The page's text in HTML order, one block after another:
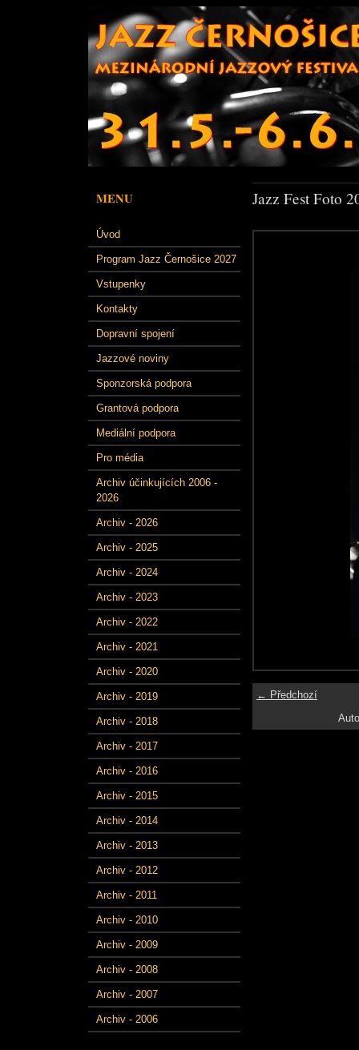
MENU
Úvod
Program Jazz Černošice 2027
Vstupenky
Kontakty
Dopravní spojení
Jazzové noviny
Sponzorská podpora
Grantová podpora
Mediální podpora
Pro média
Archiv účinkujících 2006 -
2026
Archiv - 2026
Archiv - 2025
Archiv - 2024
Archiv - 2023
Archiv - 2022
Archiv - 2021
Archiv - 2020
Archiv - 2019
Archiv - 2018
Archiv - 2017
Archiv - 2016
Archiv - 2015
Archiv - 2014
Archiv - 2013
Archiv - 2012
Archiv - 2011
Archiv - 2010
Archiv - 2009
Archiv - 2008
Archiv - 2007
Archiv - 2006
Jazz Fest Foto
← Předchozí